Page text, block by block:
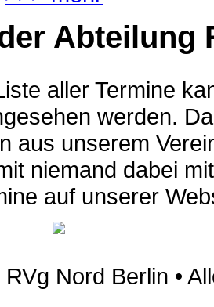
Abteilung
aller Termine
werden.
aus unserem
niemand dabei
auf unserer
Nord Berlin •